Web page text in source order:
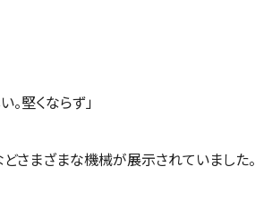
堅くならず」
さまざまな機械が展示されていました。